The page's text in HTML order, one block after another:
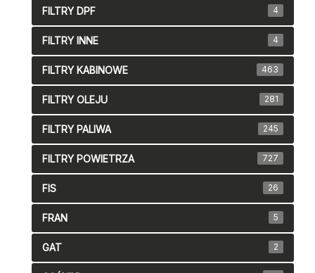
FILTRY DPF 4
FILTRY INNE 4
FILTRY KABINOWE 463
FILTRY OLEJU 281
FILTRY PALIWA 245
FILTRY POWIETRZA 727
FIS 26
FRAN 5
GAT 2